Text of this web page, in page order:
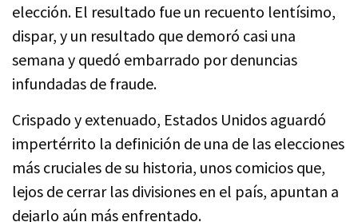
elección. El resultado fue un recuento lentísimo,
dispar, y un resultado que demoró casi una
semana y quedó embarrado por denuncias
infundadas de fraude.
Crispado y extenuado, Estados Unidos aguardó
impertérrito la definición de una de las elecciones
más cruciales de su historia, unos comicios que,
lejos de cerrar las divisiones en el país, apuntan a
dejarlo aún más enfrentado.